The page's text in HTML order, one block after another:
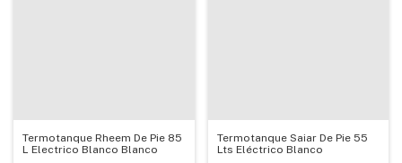
Termotanque Rheem De Pie 85
L Electrico Blanco Blanco
Termotanque Saiar De Pie 55
Lts Eléctrico Blanco